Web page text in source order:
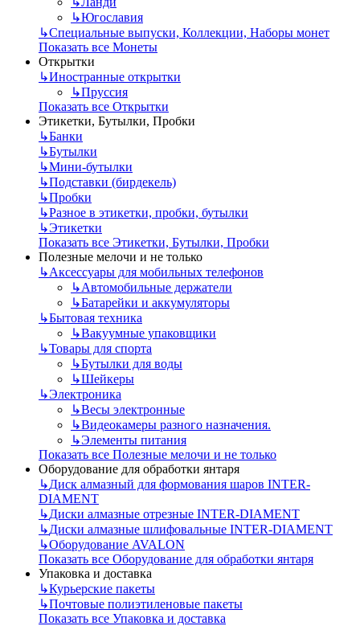
↳Югославия
↳Специальные выпуски, Коллекции, Наборы монет
Показать все Монеты
Открытки
↳Иностранные открытки
↳Пруссия
Показать все Открытки
Этикетки, Бутылки, Пробки
↳Банки
↳Бутылки
↳Мини-бутылки
↳Подставки (бирдекель)
↳Пробки
↳Разное в этикетки, пробки, бутылки
↳Этикетки
Показать все Этикетки, Бутылки, Пробки
Полезные мелочи и не только
↳Аксессуары для мобильных телефонов
↳Автомобильные держатели
↳Батарейки и аккумуляторы
↳Бытовая техника
↳Вакуумные упаковщики
↳Товары для спорта
↳Бутылки для воды
↳Шейкеры
↳Электроника
↳Весы электронные
↳Видеокамеры разного назначения.
↳Элементы питания
Показать все Полезные мелочи и не только
Оборудование для обработки янтаря
↳Диск алмазный для формования шаров INTER-
DIAMENT
↳Диски алмазные отрезные INTER-DIAMENT
↳Диски алмазные шлифовальные INTER-DIAMENT
↳Оборудование AVALON
Показать все Оборудование для обработки янтаря
Упаковка и доставка
↳Курьерские пакеты
↳Почтовые полиэтиленовые пакеты
Показать все Упаковка и доставка